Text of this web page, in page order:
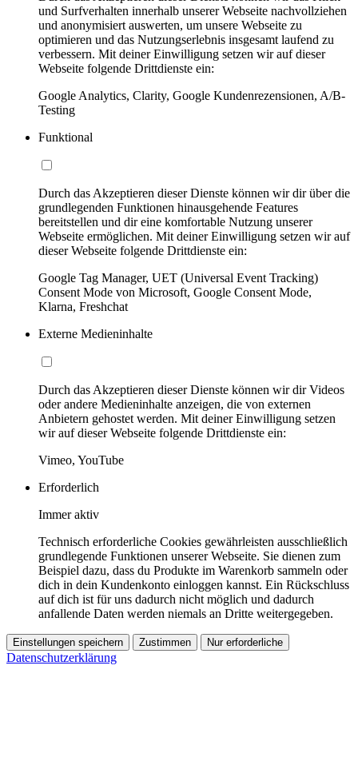
und Surfverhalten innerhalb unserer Webseite nachvollziehen
und anonymisiert auswerten, um unsere Webseite zu
optimieren und das Nutzungserlebnis insgesamt laufend zu
verbessern. Mit deiner Einwilligung setzen wir auf dieser
Webseite folgende Drittdienste ein:
Google Analytics, Clarity, Google Kundenrezensionen, A/B-
Testing
Funktional
Durch das Akzeptieren dieser Dienste können wir dir über die
grundlegenden Funktionen hinausgehende Features
bereitstellen und dir eine komfortable Nutzung unserer
Webseite ermöglichen. Mit deiner Einwilligung setzen wir auf
dieser Webseite folgende Drittdienste ein:
Google Tag Manager, UET (Universal Event Tracking)
Consent Mode von Microsoft, Google Consent Mode,
Klarna, Freshchat
Externe Medieninhalte
Durch das Akzeptieren dieser Dienste können wir dir Videos
oder andere Medieninhalte anzeigen, die von externen
Anbietern gehostet werden. Mit deiner Einwilligung setzen
wir auf dieser Webseite folgende Drittdienste ein:
Vimeo, YouTube
Erforderlich
Immer aktiv
Technisch erforderliche Cookies gewährleisten ausschließlich
grundlegende Funktionen unserer Webseite. Sie dienen zum
Beispiel dazu, dass du Produkte im Warenkorb sammeln oder
dich in dein Kundenkonto einloggen kannst. Ein Rückschluss
auf dich ist für uns dadurch nicht möglich und dadurch
anfallende Daten werden niemals an Dritte weitergegeben.
Einstellungen speichern Zustimmen Nur erforderliche
Datenschutzerklärung